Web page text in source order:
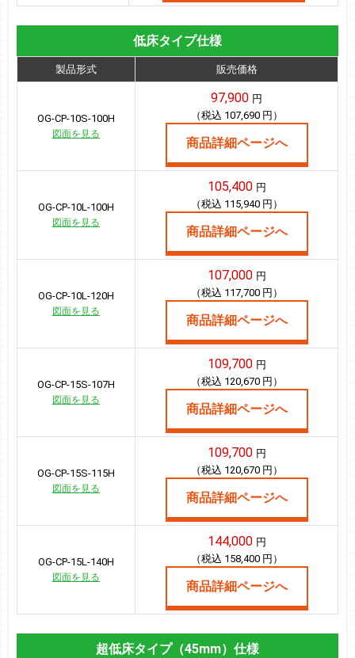
低床タイプ仕様
製品形式 販売価格
OG-CP-10S-100H
図面を見る
97,900 円
（税込 107,690 円）
商品詳細ページへ
OG-CP-10L-100H
図面を見る
105,400 円
（税込 115,940 円）
商品詳細ページへ
OG-CP-10L-120H
図面を見る
107,000 円
（税込 117,700 円）
商品詳細ページへ
OG-CP-15S-107H
図面を見る
109,700 円
（税込 120,670 円）
商品詳細ページへ
OG-CP-15S-115H
図面を見る
109,700 円
（税込 120,670 円）
商品詳細ページへ
OG-CP-15L-140H
図面を見る
144,000 円
（税込 158,400 円）
商品詳細ページへ
超低床タイプ（45mm）仕様